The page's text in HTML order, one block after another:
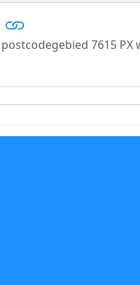
7615 PX